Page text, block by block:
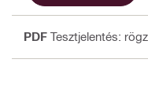
PDF Tesztjelentés: